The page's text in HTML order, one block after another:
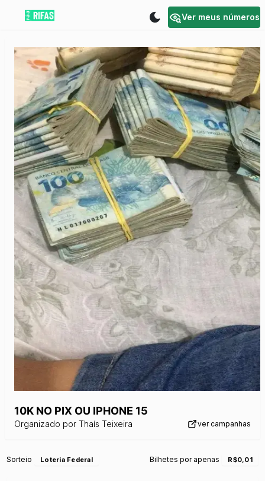
Ver meus números
10K NO PIX OU IPHONE 15
Organizado por Thaís Teixeira ver campanhas
Sorteio Loteria Federal Bilhetes por apenas R$0,01